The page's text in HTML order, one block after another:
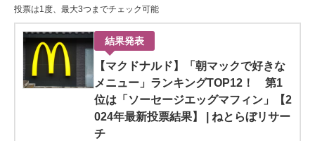
投票は1度、最大3つまでチェック可能
結果発表
【マクドナルド】「朝マックで好きな
メニュー」ランキングTOP12！ 第1
位は「ソーセージエッグマフィン」【2
024年最新投票結果】 | ねとらぼリサー
チ